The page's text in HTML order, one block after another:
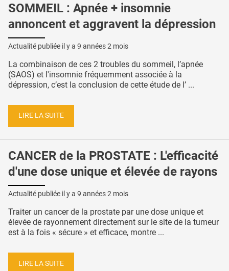
SOMMEIL : Apnée + insomnie
annoncent et aggravent la dépression
Actualité publiée il y a 9 années 2 mois
La combinaison de ces 2 troubles du sommeil, l’apnée
(SAOS) et l'insomnie fréquemment associée à la
dépression, c’est la conclusion de cette étude de l’ ...
LIRE LA SUITE
CANCER de la PROSTATE : L'efficacité
d'une dose unique et élevée de rayons
Actualité publiée il y a 9 années 2 mois
Traiter un cancer de la prostate par une dose unique et
élevée de rayonnement directement sur le site de la tumeur
est à la fois « sécure » et efficace, montre ...
LIRE LA SUITE